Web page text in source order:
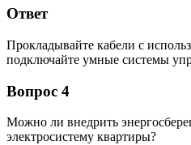
Ответ
Прокладывайте кабели с
подключайте умные системы
Вопрос 4
Можно ли внедрить
электросистему квартиры?